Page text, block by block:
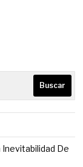
Buscar
Inevitabilidad De